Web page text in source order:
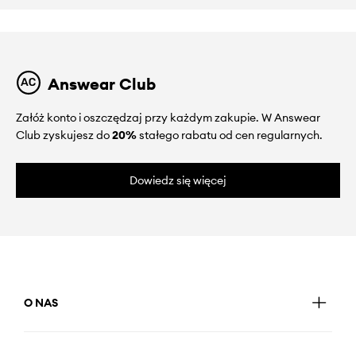
Answear Club
Załóż konto i oszczędzaj przy każdym zakupie. W Answear
Club zyskujesz do20%stałego rabatu od cen regularnych.
Dowiedz się więcej
O NAS